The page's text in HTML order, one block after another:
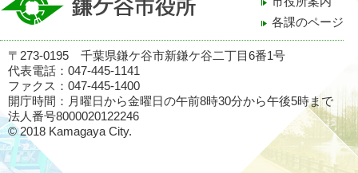
各課のページ
〒273-0195 千葉県鎌ケ谷市新鎌ケ谷二丁目6番1号
代表電話：047-445-1141
ファクス：047-445-1400
開庁時間：月曜日から金曜日の午前8時30分から午後5時まで
法人番号8000020122246
© 2018 Kamagaya City.